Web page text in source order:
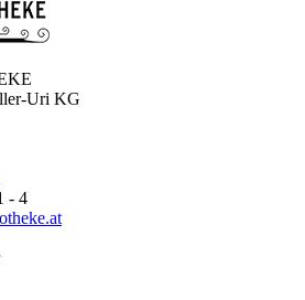
Uri KG
- 4